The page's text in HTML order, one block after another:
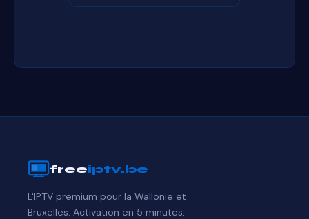
freeiptv.be
L'IPTV premium pour la Wallonie et
Bruxelles. Activation en 5 minutes,